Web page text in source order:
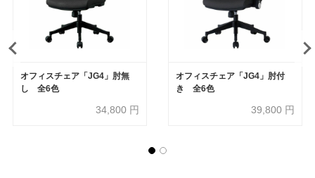
オフィスチェア「JG4」肘無
し 全6色
34,800 円
オフィスチェア「JG4」肘付
き 全6色
39,800 円